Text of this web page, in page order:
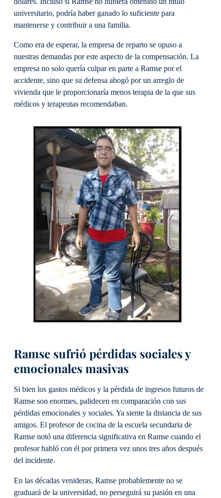
universitario, podría haber ganado lo suficiente para
mantenerse y contribuir a una familia.
Como era de esperar, la empresa de reparto se opuso a
nuestras demandas por este aspecto de la compensación. La
empresa no solo quería culpar en parte a Ramse por el
accidente, sino que su defensa abogó por un arreglo de
vivienda que le proporcionaría menos terapia de la que sus
médicos y terapeutas recomendaban.
Ramse sufrió pérdidas sociales y
emocionales masivas
Si bien los gastos médicos y la pérdida de ingresos futuros de
Ramse son enormes, palidecen en comparación con sus
pérdidas emocionales y sociales. Ya siente la distancia de sus
amigos. El profesor de cocina de la escuela secundaria de
Ramse notó una diferencia significativa en Ramse cuando el
profesor habló con él por primera vez unos tres años después
del incidente.
En las décadas venideras, Ramse probablemente no se
graduará de la universidad, no perseguirá su pasión en una